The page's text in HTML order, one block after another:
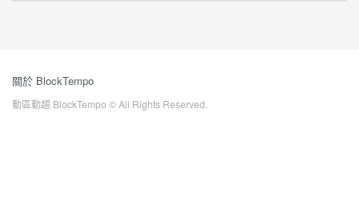
關於 BlockTempo
動區動趨 BlockTempo © All Rights Reserved.